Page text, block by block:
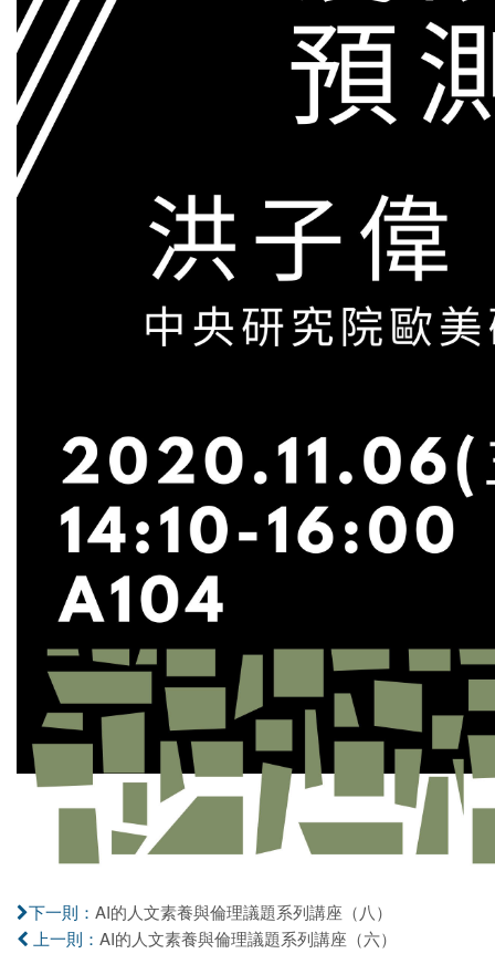
下一則： AI的人文素養與倫理議題系列講座（八）
上一則： AI的人文素養與倫理議題系列講座（六）